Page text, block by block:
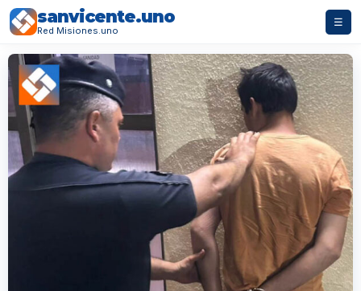
sanvicente.uno
Red Misiones.uno
☰